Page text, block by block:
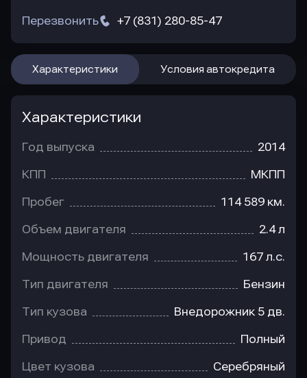
+7 (831) 280-85-47
Перезвонить
Характеристики Условия автокредита
Характеристики
Год выпуска 2014
КПП МКПП
Пробег 114 589 км.
Объем двигателя 2.4 л
Мощность двигателя 167 л.с.
Тип двигателя Бензин
Тип кузова Внедорожник 5 дв.
Привод Полный
Цвет кузова Серебряный